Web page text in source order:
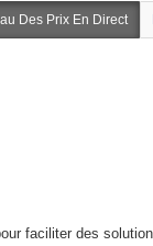
Des Prix En Direct
faciliter des